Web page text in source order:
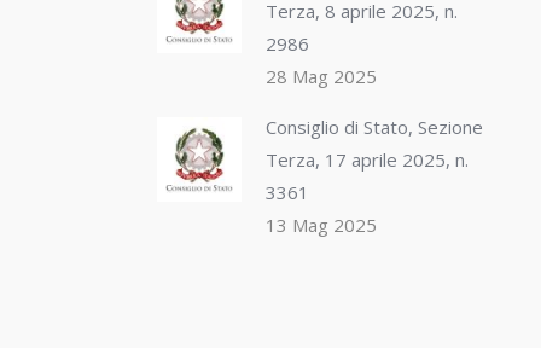
Terza, 8 aprile 2025, n.
2986
28 Mag 2025
Consiglio di Stato, Sezione
Terza, 17 aprile 2025, n.
3361
13 Mag 2025